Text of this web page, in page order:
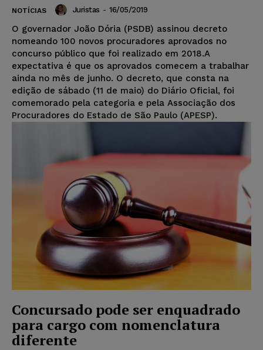
NOTÍCIAS Juristas - 16/05/2019
O governador João Dória (PSDB) assinou decreto
nomeando 100 novos procuradores aprovados no
concurso público que foi realizado em 2018.A
expectativa é que os aprovados comecem a trabalhar
ainda no mês de junho. O decreto, que consta na
edição de sábado (11 de maio) do Diário Oficial, foi
comemorado pela categoria e pela Associação dos
Procuradores do Estado de São Paulo (APESP).
Concursado pode ser enquadrado
para cargo com nomenclatura
diferente